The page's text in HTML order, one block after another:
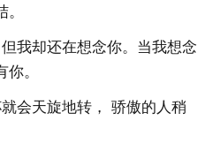
我却还在想念你。当我想念
。
会天旋地转， 骄傲的人稍